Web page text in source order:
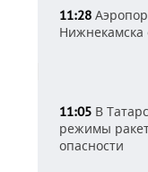
11:28
Нижнекамска
11:05 В
режимы
опасности